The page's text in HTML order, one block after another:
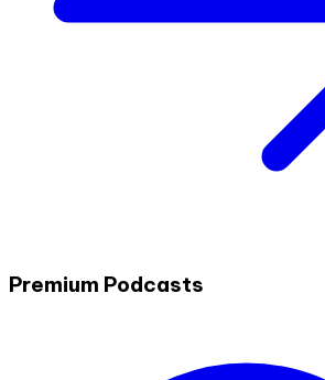
Premium Podcasts